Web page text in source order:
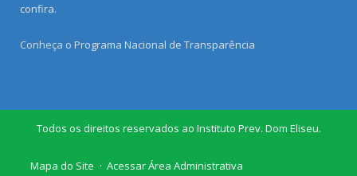
confira.
Conheça o Programa Nacional de Transparência
Todos os direitos reservados ao Instituto Prev. Dom Eliseu.
Mapa do Site
Acessar Área Administrativa